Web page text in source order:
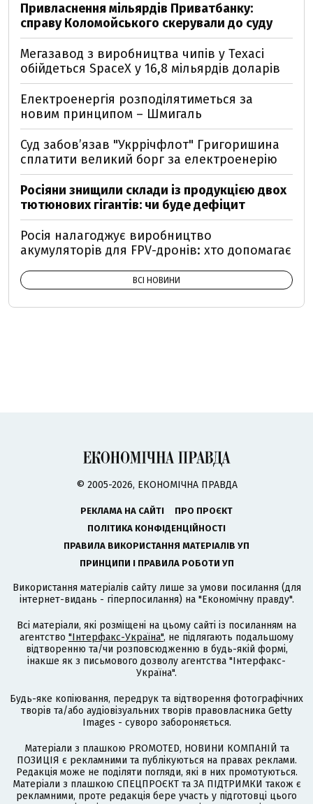
Привласнення мільярдів Приватбанку:
справу Коломойського скерували до суду
Мегазавод з виробництва чипів у Техасі
обійдеться SpaceX у 16,8 мільярдів доларів
Електроенергія розподілятиметься за
новим принципом – Шмигаль
Суд забов’язав "Укррічфлот" Григоришина
сплатити великий борг за електроенерію
Росіяни знищили склади із продукцією двох
тютюнових гігантів: чи буде дефіцит
Росія налагоджує виробництво
акумуляторів для FPV-дронів: хто допомагає
ВСІ НОВИНИ
© 2005-2026, ЕКОНОМІЧНА ПРАВДА
РЕКЛАМА НА САЙТІ
ПРО ПРОЄКТ
ПОЛІТИКА КОНФІДЕНЦІЙНОСТІ
ПРАВИЛА ВИКОРИСТАННЯ МАТЕРІАЛІВ УП
ПРИНЦИПИ І ПРАВИЛА РОБОТИ УП
Використання матеріалів сайту лише за умови посилання (для
інтернет-видань - гіперпосилання) на "Економічну правду".
Всі матеріали, які розміщені на цьому сайті із посиланням на
агентство "Інтерфакс-Україна", не підлягають подальшому
відтворенню та/чи розповсюдженню в будь-якій формі,
інакше як з письмового дозволу агентства "Інтерфакс-
Україна".
Будь-яке копіювання, передрук та відтворення фотографічних
творів та/або аудіовізуальних творів правовласника Getty
Images - суворо забороняється.
Матеріали з плашкою PROMOTED, НОВИНИ КОМПАНІЙ та
ПОЗИЦІЯ є рекламними та публікуються на правах реклами.
Редакція може не поділяти погляди, які в них промотуються.
Матеріали з плашкою СПЕЦПРОЄКТ та ЗА ПІДТРИМКИ також є
рекламними, проте редакція бере участь у підготовці цього